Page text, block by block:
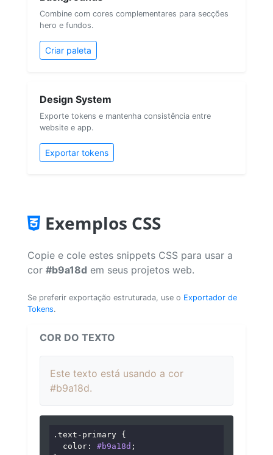
Combine com cores complementares para secções
hero e fundos.
Criar paleta
Design System
Exporte tokens e mantenha consistência entre
website e app.
Exportar tokens
Exemplos CSS
Copie e cole estes snippets CSS para usar a
cor #b9a18d em seus projetos web.
Se preferir exportação estruturada, use o Exportador de
Tokens.
COR DO TEXTO
Este texto está usando a cor
#b9a18d.
.text-primary {
color : #b9a18d ;